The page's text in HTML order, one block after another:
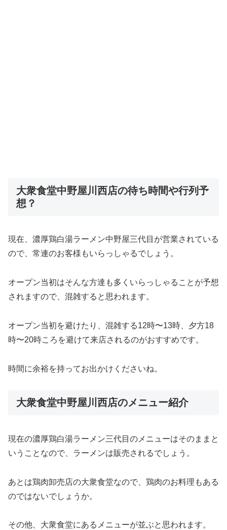
大衆食堂中野屋川西店の待ち時間や行列予
想？
現在、濃厚鶏白湯ラーメン中野屋三代目が営業されている
ので、常連のお客様もいらっしゃるでしょう。
オープン当初はそんな方達も多くいらっしゃることが予想
されますので、混雑すると思われます。
オープン当初を避けたり、混雑する12時〜13時、夕方18
時〜20時ころを避けて来店されるのがおすすめです。
時間に余裕を持ってお出かけくださいね。
大衆食堂中野屋川西店のメニュー紹介
現在の濃厚鶏白湯ラーメン三代目のメニューはそのままと
いうことなので、ラーメンは販売されるでしょう。
あとは鶏肉卸売店の大衆食堂なので、鶏肉のお料理もある
のではないでしょうか。
その他、大衆食堂にあるメニューが並ぶと思われます。